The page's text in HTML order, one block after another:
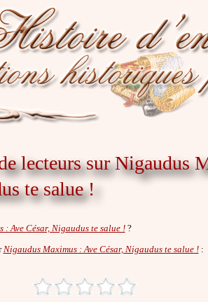
lecteurs sur Nigaudus
te salue !
: Ave César, Nigaudus te salue !?
Nigaudus Maximus : Ave César, Nigaudus te salue !: